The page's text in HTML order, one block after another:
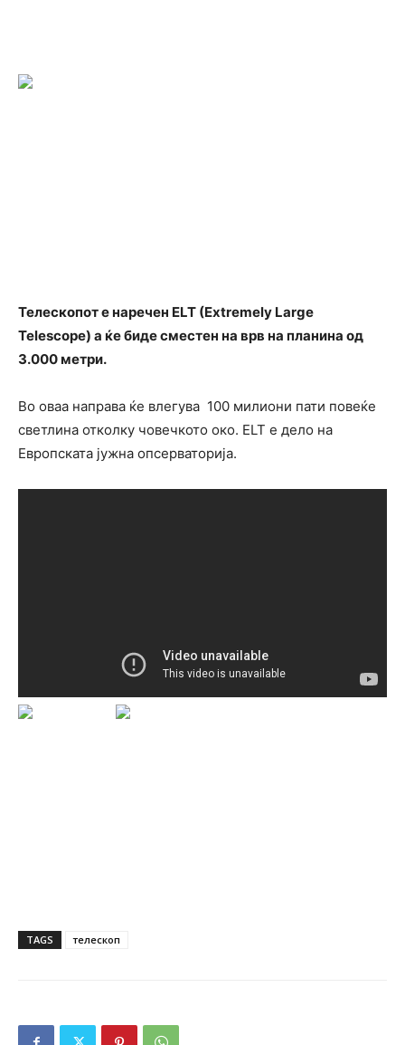
Телескопот е наречен ELT (Extremely Large
Telescope) а ќе биде сместен на врв на планина од
3.000 метри.
Во оваа направа ќе влегува 100 милиони пати повеќе
светлина отколку човечкото око. ELT е дело на
Европската јужна опсерваторија.
TAGS телескоп